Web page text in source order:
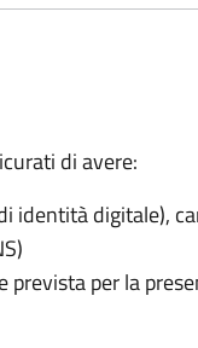
di avere:
identità digitale),
per la